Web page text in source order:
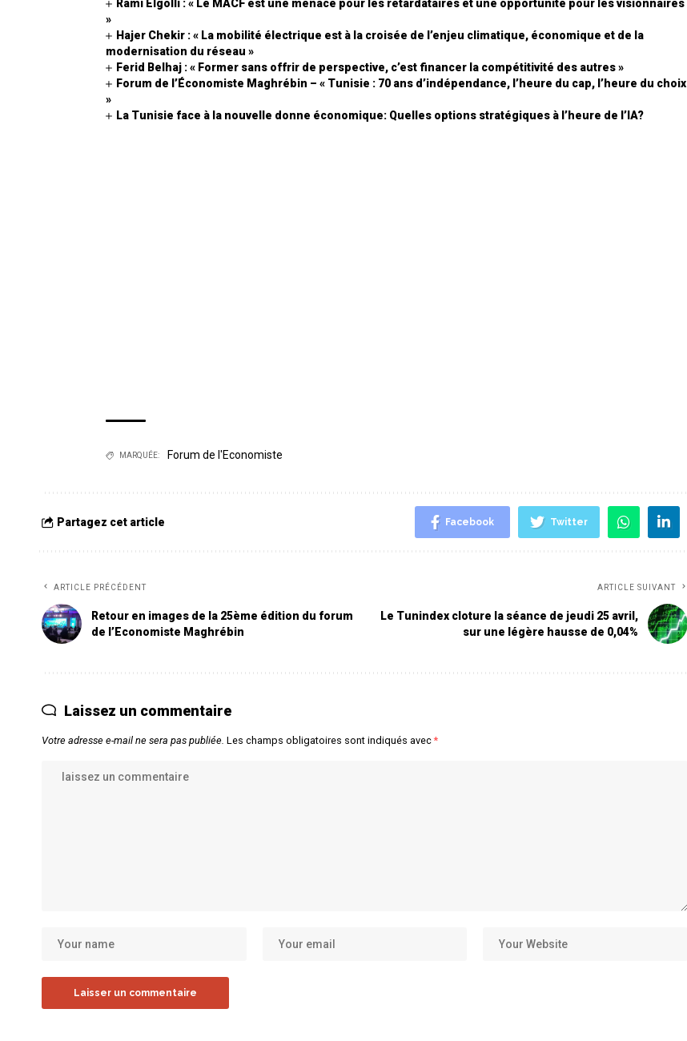
Rami Elgolli : « Le MACF est une menace pour les retardataires et une opportunité pour les visionnaires
»
Hajer Chekir : « La mobilité électrique est à la croisée de l’enjeu climatique, économique et de la
modernisation du réseau »
Ferid Belhaj : « Former sans offrir de perspective, c’est financer la compétitivité des autres »
Forum de l’Économiste Maghrébin – « Tunisie : 70 ans d’indépendance, l’heure du cap, l’heure du choix
»
La Tunisie face à la nouvelle donne économique: Quelles options stratégiques à l’heure de l’IA?
MARQUÉE: Forum de l'Economiste
Partagez cet article Facebook Twitter
ARTICLE PRÉCÉDENT
Retour en images de la 25ème édition du forum
de l’Economiste Maghrébin
ARTICLE SUIVANT
Le Tunindex cloture la séance de jeudi 25 avril,
sur une légère hausse de 0,04%
Laissez un commentaire
Votre adresse e-mail ne sera pas publiée. Les champs obligatoires sont indiqués avec*